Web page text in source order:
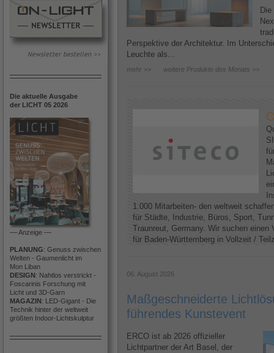
Die aktuelle Ausgabe
der LICHT 05 2026
–– Anzeige ––
PLANUNG: Genuss zwischen
Welten - Gaumenlicht im
Mon Liban
DESIGN: Nahtlos verstrickt -
Foscarinis Forschung mit
Licht und 3D-Garn
MAGAZIN: LED-Gigant - Die
Technik hinter der weltweit
größten Indoor-Lichtskulptur
Perspektive der Architektur. Im
Leuchte als...
mehr >> weitere Produkte des Monats >>
1.000 Mitarbeiten- den weltweit
für Städte, Industrie, Büros, Sport,
Traunreut, Germany. Wir suchen einen
für Baden-Württemberg in Vollzeit /
06. August 2026
Maßgeschneiderte
führendes Kunstevent
ERCO ist ab 2026 offizieller
Lichtpartner der Art Basel, der